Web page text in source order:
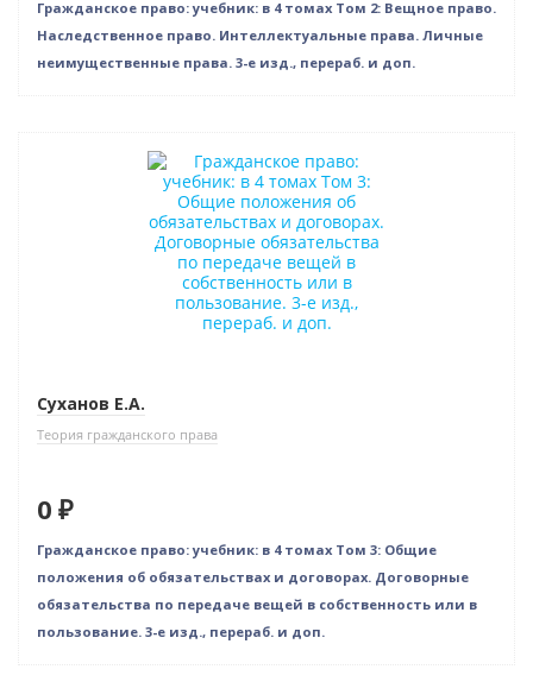
Гражданское право: учебник: в 4 томах Том 2: Вещное право.
Наследственное право. Интеллектуальные права. Личные
неимущественные права. 3-е изд., перераб. и доп.
Новое издание
Суханов Е.А.
Теория гражданского права
0 ₽
Гражданское право: учебник: в 4 томах Том 3: Общие
положения об обязательствах и договорах. Договорные
обязательства по передаче вещей в собственность или в
пользование. 3-е изд., перераб. и доп.